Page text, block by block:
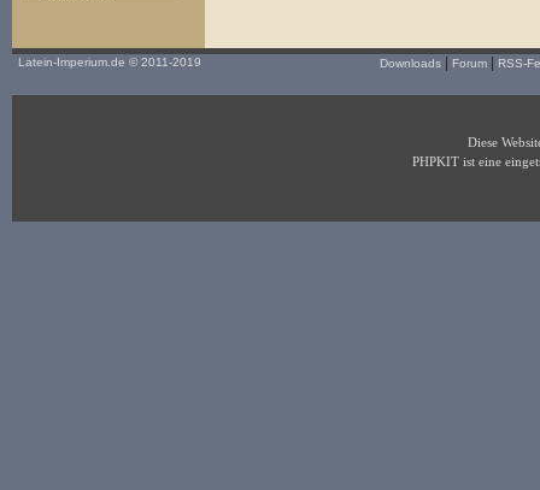
Latein-Imperium.de © 2011-2019 Downloads Forum RSS-
Diese
PHPKIT ist eine